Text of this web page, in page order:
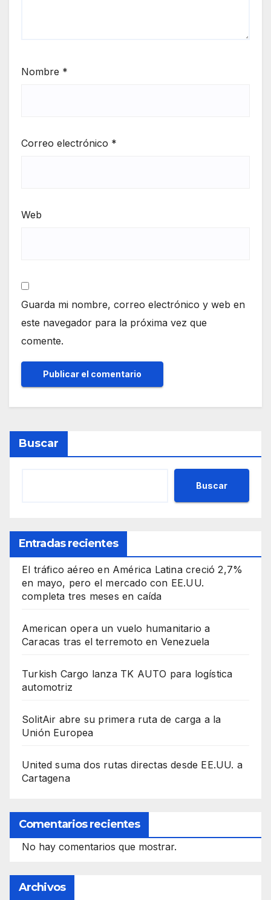
Nombre *
Correo electrónico *
Web
Guarda mi nombre, correo electrónico y web en
este navegador para la próxima vez que
comente.
Buscar
Buscar
Entradas recientes
El tráfico aéreo en América Latina creció 2,7%
en mayo, pero el mercado con EE.UU.
completa tres meses en caída
American opera un vuelo humanitario a
Caracas tras el terremoto en Venezuela
Turkish Cargo lanza TK AUTO para logística
automotriz
SolitAir abre su primera ruta de carga a la
Unión Europea
United suma dos rutas directas desde EE.UU. a
Cartagena
Comentarios recientes
No hay comentarios que mostrar.
Archivos